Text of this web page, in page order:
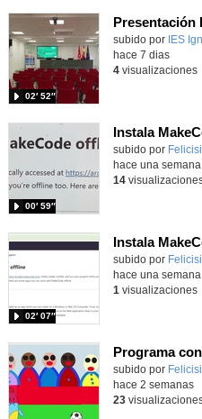
Contenido
subido por IES
02′ 52″
hace 7 dias
4visualizaciones
Contenido
subido por
00′ 59″
hace una semana
14
Contenido
subido por
02′ 07″
hace una semana
1 visualizaciones
Contenido
subido por
hace 2 semanas
23